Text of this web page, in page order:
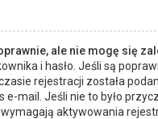
ale nie mogę się
i hasło. Jeśli są
rejestracji została
e-mail. Jeśli nie to było
aktywowania